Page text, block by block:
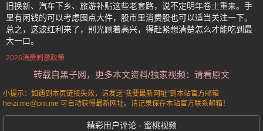
旧换新、汽车下乡、旅游补贴这些老套路，说不定明年卷土重来。手
里有闲钱的可以考虑囤点大件，股市里消费股也可以适当关注一下。
总之，这波红利来了，别光顾着高兴，得赶紧想清楚怎么才能吃到最
大一口。
2026消费刺激政策
转载自黑子网，更多本文资料/独家视频：请看原文
小提示：如遇到本页链接失效，请发送“我要最新网址”到本站官方邮箱
heizi.me@pm.me 可自动获得最新网址。请记录保存本站官方联系邮箱！
精彩用户评论 - 蜜桃视频